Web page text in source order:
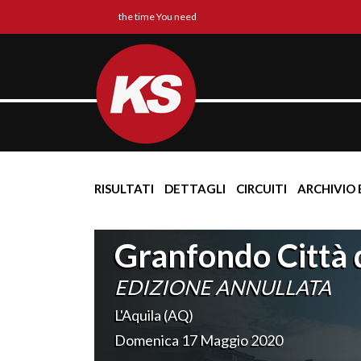
the time You need
RISULTATI DETTAGLI CIRCUITI ARCHIVIO
Granfondo Città
EDIZIONE ANNULLATA
L'Aquila (AQ)
Domenica 17 Maggio 2020